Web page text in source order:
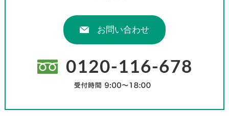
お問い合わせ